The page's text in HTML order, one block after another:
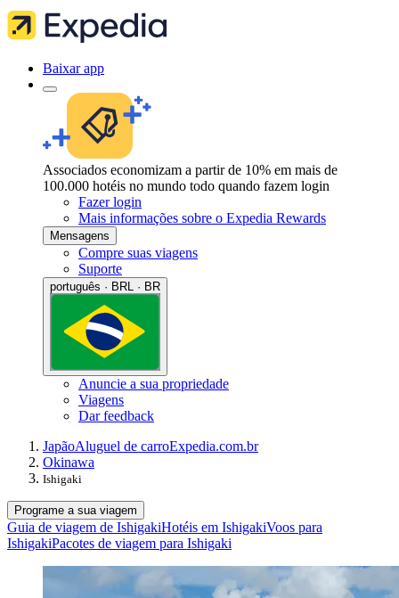
Baixar app
Associados economizam a partir de 10% em mais de
100.000 hotéis no mundo todo quando fazem login
Fazer login
Mais informações sobre o Expedia Rewards
Mensagens
Compre suas viagens
Suporte
português · BRL · BR
Anuncie a sua propriedade
Viagens
Dar feedback
JapãoAluguel de carroExpedia.com.br
Okinawa
Ishigaki
Programe a sua viagem
Guia de viagem de IshigakiHotéis em IshigakiVoos para
IshigakiPacotes de viagem para Ishigaki